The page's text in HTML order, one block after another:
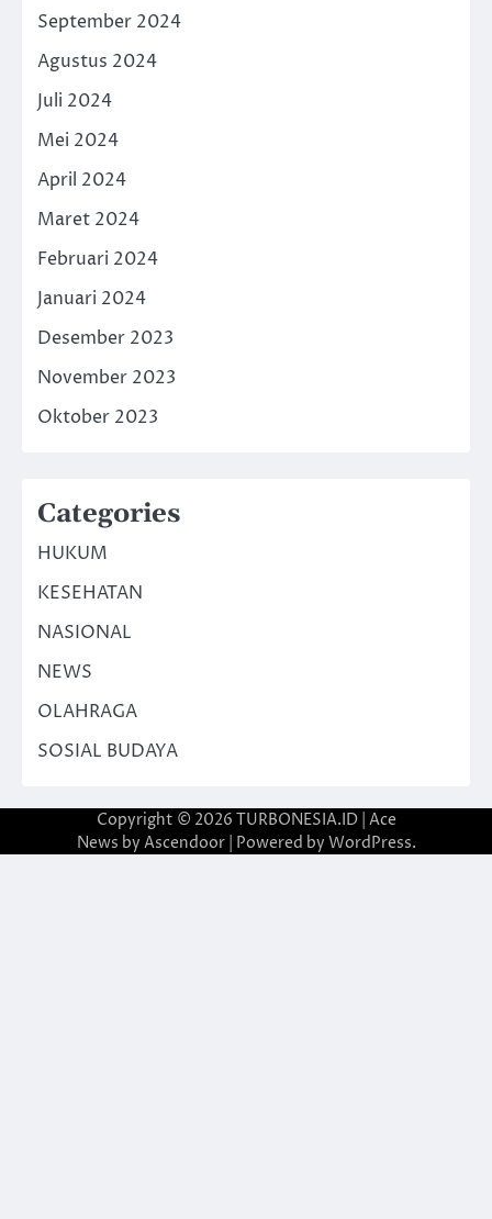
September 2024
Agustus 2024
Juli 2024
Mei 2024
April 2024
Maret 2024
Februari 2024
Januari 2024
Desember 2023
November 2023
Oktober 2023
Categories
HUKUM
KESEHATAN
NASIONAL
NEWS
OLAHRAGA
SOSIAL BUDAYA
Copyright © 2026 TURBONESIA.ID| Ace
News by Ascendoor| Powered by WordPress.